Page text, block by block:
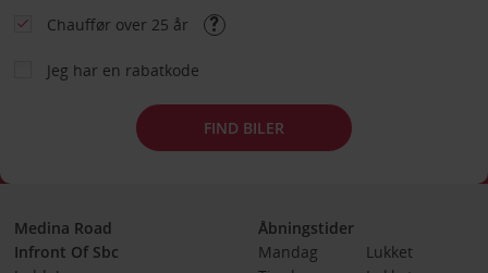
Chauffør over 25 år
Jeg har en rabatkode
FIND BILER
Medina Road
Infront Of Sbc
Åbningstider
Mandag
Lukket